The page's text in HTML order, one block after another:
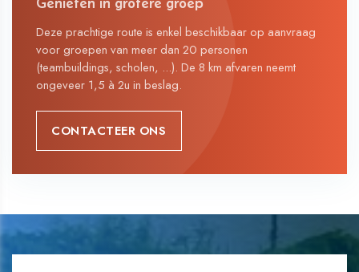
Deze prachtige route is enkel beschikbaar op aanvraag
voor groepen van meer dan 20 personen
(teambuildings, scholen, ...). De 8 km afvaren neemt
ongeveer 1,5 à 2u in beslag.
CONTACTEER ONS